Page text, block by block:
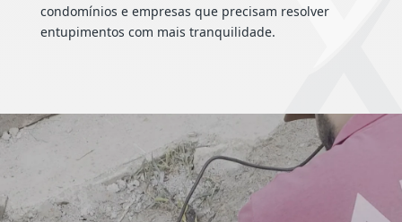
condomínios e empresas que precisam resolver
entupimentos com mais tranquilidade.